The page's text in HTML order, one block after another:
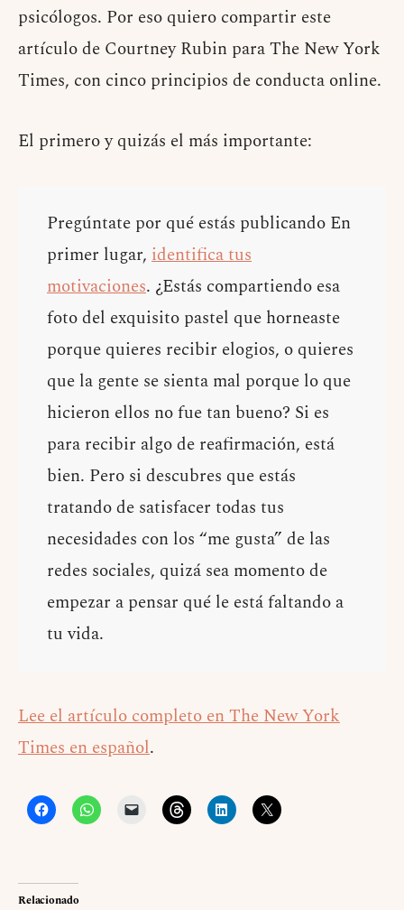
psicólogos. Por eso quiero compartir este
artículo de Courtney Rubin para The New York
Times, con cinco principios de conducta online.
El primero y quizás el más importante:
Pregúntate por qué estás publicando En
primer lugar, identifica tus
motivaciones. ¿Estás compartiendo esa
foto del exquisito pastel que horneaste
porque quieres recibir elogios, o quieres
que la gente se sienta mal porque lo que
hicieron ellos no fue tan bueno? Si es
para recibir algo de reafirmación, está
bien. Pero si descubres que estás
tratando de satisfacer todas tus
necesidades con los “me gusta” de las
redes sociales, quizá sea momento de
empezar a pensar qué le está faltando a
tu vida.
Lee el artículo completo en The New York
Times en español.
Relacionado